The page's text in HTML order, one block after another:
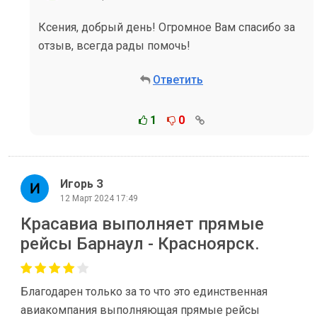
Ксения, добрый день! Огромное Вам спасибо за
отзыв, всегда рады помочь!
Ответить
1 0
Игорь З
12 Март 2024 17:49
Красавиа выполняет прямые
рейсы Барнаул - Красноярск.
Благодарен только за то что это единственная
авиакомпания выполняющая прямые рейсы